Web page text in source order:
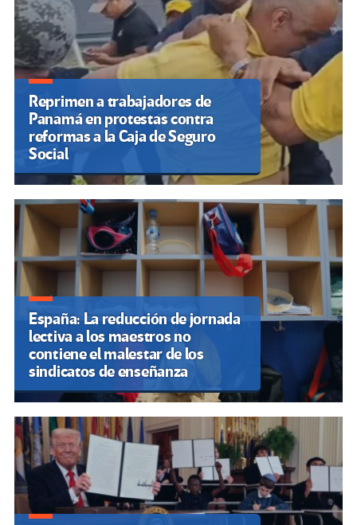
Reprimen a trabajadores de
Panamá en protestas contra
reformas a la Caja de Seguro
Social
España: La reducción de jornada
lectiva a los maestros no
contiene el malestar de los
sindicatos de enseñanza